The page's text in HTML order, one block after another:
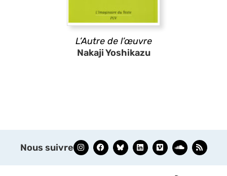
L’Autre de l’œuvre
Nakaji Yoshikazu
Nous suivre